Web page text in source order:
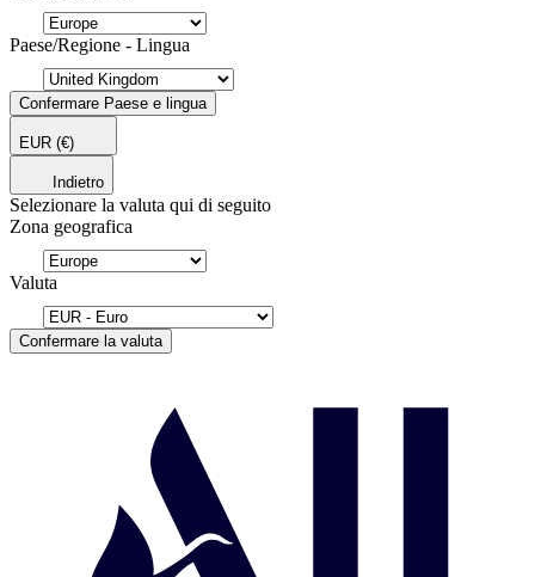
Paese/Regione - Lingua
Confermare Paese e lingua
EUR (€)
Indietro
Selezionare la valuta qui di seguito
Zona geografica
Valuta
Confermare la valuta